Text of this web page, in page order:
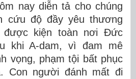
nay diễn tả cho chúng
cứu độ đầy yêu thương
được kiện toàn nơi Đức
khi A-dam, vì đam mê
vọng, phạm tội bất phục
Con người đánh mất đi